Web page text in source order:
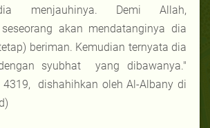
menjauhinya. Demi Allah,
akan mendatanginya dia
beriman. Kemudian ternyata dia
syubhat yang dibawanya."
4319, dishahihkan oleh Al-Albany di